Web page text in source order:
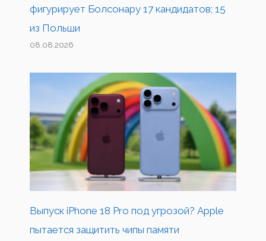
фигурирует Болсонару 17 кандидатов; 15
из Польши
08.08.2026
Выпуск iPhone 18 Pro под угрозой? Apple
пытается защитить чипы памяти